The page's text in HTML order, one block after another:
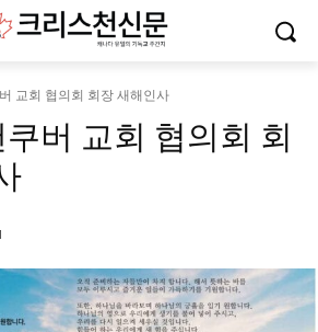
교회 협의회 회장 새해인사
버 교회 협의회 회